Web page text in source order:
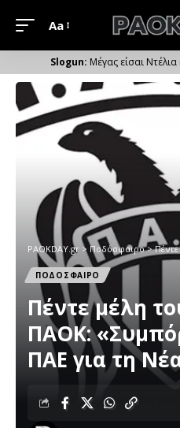
Μέγεθος
Γραμματοσειράς
Aa
Μέγας είσαι
PAOKDAY.gr > Ποδόσφαιρο>Πέντε
ΠΟΔΟΣΦΑΙΡΟ
Πέντε μέλη
ΠΑΟΚ:
ΠΑΕ για τη